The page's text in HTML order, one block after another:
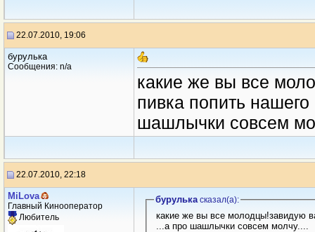
22.07.2010, 19:06
бурулька
Сообщения: n/a
какие же вы все
пивка попить
шашлычки совсем
22.07.2010, 22:18
MiLova
Главный Кинооператор
Любитель
бурулькасказал(a):
какие же вы все молодцы!завидую
...а про шашлычки совсем молчу....